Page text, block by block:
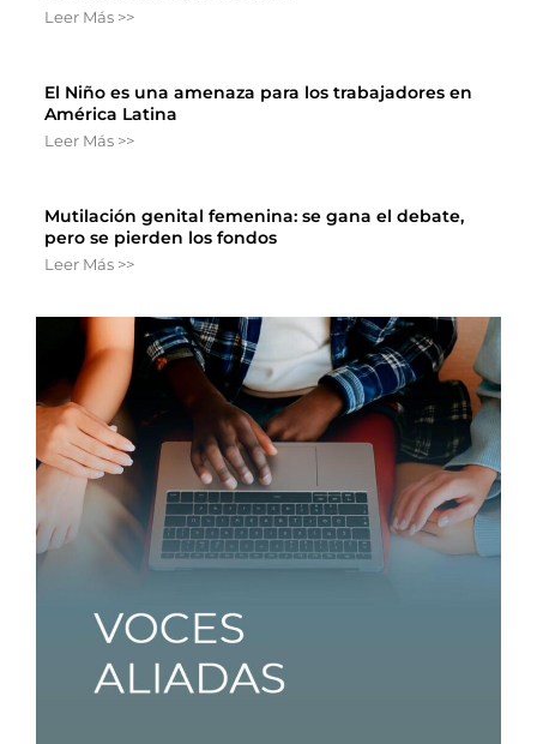
Leer Más >>
El Niño es una amenaza para los trabajadores en
América Latina
Leer Más >>
Mutilación genital femenina: se gana el debate,
pero se pierden los fondos
Leer Más >>